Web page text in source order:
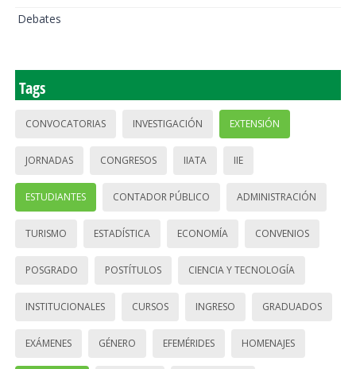
Debates
Tags
CONVOCATORIAS INVESTIGACIÓN EXTENSIÓN
JORNADAS CONGRESOS IIATA IIE
ESTUDIANTES CONTADOR PÚBLICO ADMINISTRACIÓN
TURISMO ESTADÍSTICA ECONOMÍA CONVENIOS
POSGRADO POSTÍTULOS CIENCIA Y TECNOLOGÍA
INSTITUCIONALES CURSOS INGRESO GRADUADOS
EXÁMENES GÉNERO EFEMÉRIDES HOMENAJES